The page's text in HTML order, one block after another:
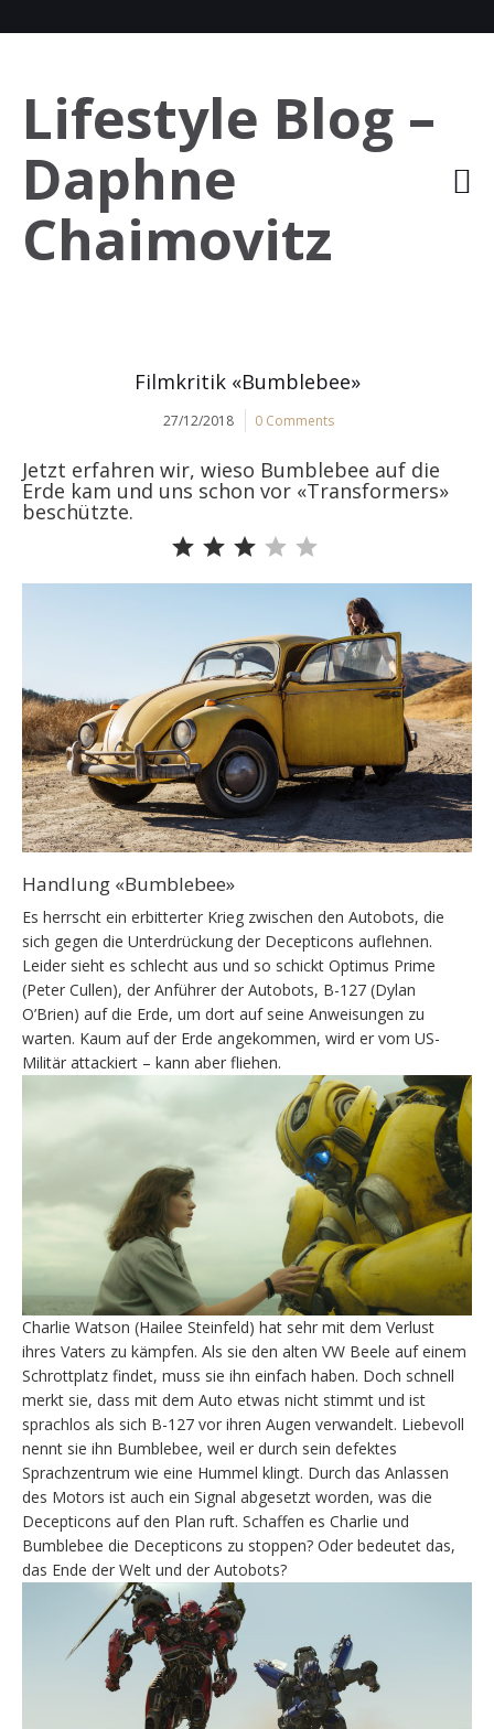
Lifestyle Blog –
Daphne
Chaimovitz
Filmkritik «Bumblebee»
27/12/2018 0 Comments
Jetzt erfahren wir, wieso Bumblebee auf die
Erde kam und uns schon vor «Transformers»
beschützte.
Handlung «Bumblebee»
Es herrscht ein erbitterter Krieg zwischen den Autobots, die
sich gegen die Unterdrückung der Decepticons auflehnen.
Leider sieht es schlecht aus und so schickt Optimus Prime
(Peter Cullen), der Anführer der Autobots, B-127 (Dylan
O’Brien) auf die Erde, um dort auf seine Anweisungen zu
warten. Kaum auf der Erde angekommen, wird er vom US-
Militär attackiert – kann aber fliehen.
Charlie Watson (Hailee Steinfeld) hat sehr mit dem Verlust
ihres Vaters zu kämpfen. Als sie den alten VW Beele auf einem
Schrottplatz findet, muss sie ihn einfach haben. Doch schnell
merkt sie, dass mit dem Auto etwas nicht stimmt und ist
sprachlos als sich B-127 vor ihren Augen verwandelt. Liebevoll
nennt sie ihn Bumblebee, weil er durch sein defektes
Sprachzentrum wie eine Hummel klingt. Durch das Anlassen
des Motors ist auch ein Signal abgesetzt worden, was die
Decepticons auf den Plan ruft. Schaffen es Charlie und
Bumblebee die Decepticons zu stoppen? Oder bedeutet das,
das Ende der Welt und der Autobots?